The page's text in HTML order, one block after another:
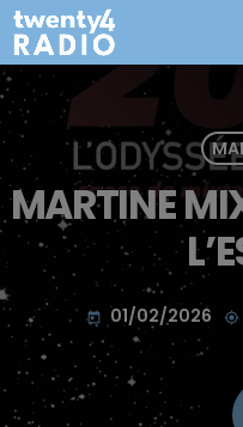
MARTINE
today 01/02/2026 my_location